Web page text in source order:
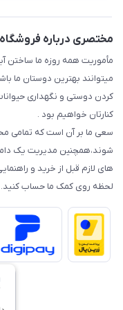
مختصری درباره فروشگاه
مأموریت همه روزه ما ساختن
میتوانند بهترین دوستان ما
کردن دوستی و نگهداری
کنارتان خواهیم بود .
سعی ما بر آن است که تمامی
شوند،همچنین مدیریت یک
های لازم قبل از خرید و
لحظه روی کمک ما حساب کنید.